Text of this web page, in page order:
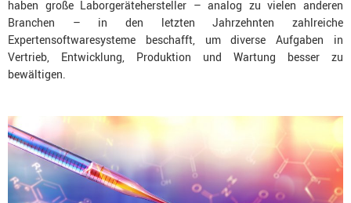
haben große Laborgerätehersteller – analog zu vielen anderen
Branchen – in den letzten Jahrzehnten zahlreiche
Expertensoftwaresysteme beschafft, um diverse Aufgaben in
Vertrieb, Entwicklung, Produktion und Wartung besser zu
bewältigen.